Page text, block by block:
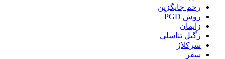
رحم جایگزین
روش PGD
زایمان
زگیل تناسلی
سرکلاژ
سفر